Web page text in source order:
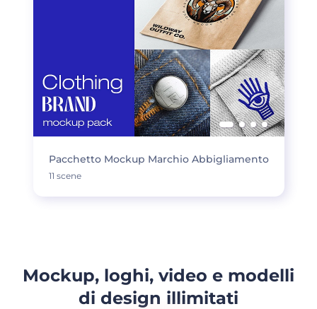
Pacchetto Mockup Marchio Abbigliamento
11 scene
Mockup, loghi, video e modelli
di design illimitati